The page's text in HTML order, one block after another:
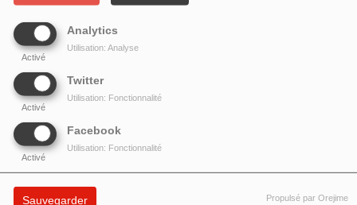
Analytics
Activé
Utilisation: Analyse
Twitter
Activé
Utilisation: Fonctionnalité
Facebook
Activé
Utilisation: Fonctionnalité
Sauvegarder Propulsé par Orejime
HARMONIE DU SOIR # 83 : MUSIQUE ROMANTIQUE ET
LITTÉRATURE